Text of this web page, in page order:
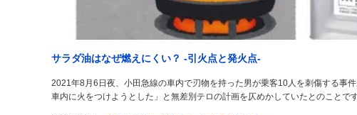
サラダ油はなぜ燃えにくい？ -引火点と発火点-
2021年8月6日夜、小田急線の車内で刃物を持った男が乗客10人を刺傷する事
車内に火をつけようとした」と無差別テロの計画を仄めかしていたとのこと